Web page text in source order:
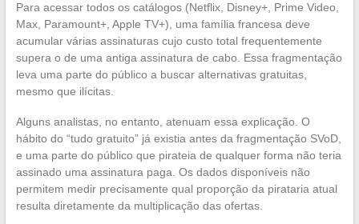
Para acessar todos os catálogos (Netflix, Disney+, Prime Video,
Max, Paramount+, Apple TV+), uma família francesa deve
acumular várias assinaturas cujo custo total frequentemente
supera o de uma antiga assinatura de cabo. Essa fragmentação
leva uma parte do público a buscar alternativas gratuitas,
mesmo que ilícitas.
Alguns analistas, no entanto, atenuam essa explicação. O
hábito do “tudo gratuito” já existia antes da fragmentação SVoD,
e uma parte do público que pirateia de qualquer forma não teria
assinado uma assinatura paga. Os dados disponíveis não
permitem medir precisamente qual proporção da pirataria atual
resulta diretamente da multiplicação das ofertas.